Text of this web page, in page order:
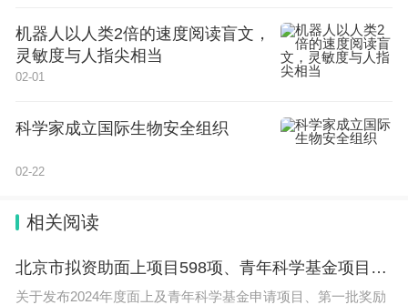
机器人以人类2倍的速度阅读盲文，
灵敏度与人指尖相当
02-01
科学家成立国际生物安全组织
02-22
相关阅读
北京市拟资助面上项目598项、青年科学基金项目500项
关于发布2024年度面上及青年科学基金申请项目、第一批奖励